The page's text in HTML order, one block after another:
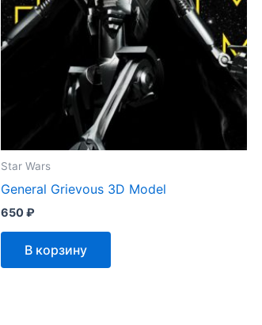
Star Wars
General Grievous 3D Model
650₽
В корзину